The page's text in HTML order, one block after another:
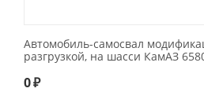
Автомобиль-самосвал
разгрузкой, на шасси КамАЗ
0₽